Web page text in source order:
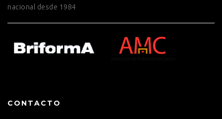
nacional desde 1984
CONTACTO